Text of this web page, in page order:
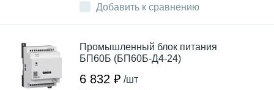
Добавить к сравнению
Промышленный блок питания
БП60Б (БП60Б-Д4-24)
6 832 ₽ /шт